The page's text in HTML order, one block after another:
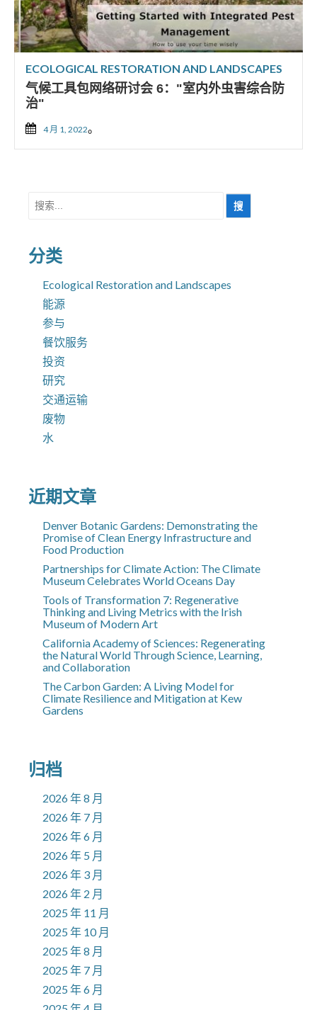
ECOLOGICAL RESTORATION AND LANDSCAPES
气候工具包网络研讨会 6："室内外虫害综合防
治"
4 月 1, 2022。
搜
分类
Ecological Restoration and Landscapes
能源
参与
餐饮服务
投资
研究
交通运输
废物
水
近期文章
Denver Botanic Gardens: Demonstrating the
Promise of Clean Energy Infrastructure and
Food Production
Partnerships for Climate Action: The Climate
Museum Celebrates World Oceans Day
Tools of Transformation 7: Regenerative
Thinking and Living Metrics with the Irish
Museum of Modern Art
California Academy of Sciences: Regenerating
the Natural World Through Science, Learning,
and Collaboration
The Carbon Garden: A Living Model for
Climate Resilience and Mitigation at Kew
Gardens
归档
2026 年 8 月
2026 年 7 月
2026 年 6 月
2026 年 5 月
2026 年 3 月
2026 年 2 月
2025 年 11 月
2025 年 10 月
2025 年 8 月
2025 年 7 月
2025 年 6 月